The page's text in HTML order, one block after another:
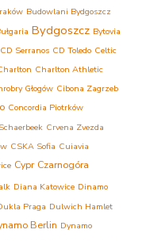
Budowlani Bydgoszcz
Bydgoszcz Bytovia
CD Serranos CD Toledo Celtic
Charlton Athletic
Głogów Cibona Zagrzeb
Concordia Piotrków
Crvena Zvezda
CSKA Sofia Cuiavia
Cypr Czarnogóra
Diana Katowice Dinamo
Praga Dulwich Hamlet
Berlin Dynamo